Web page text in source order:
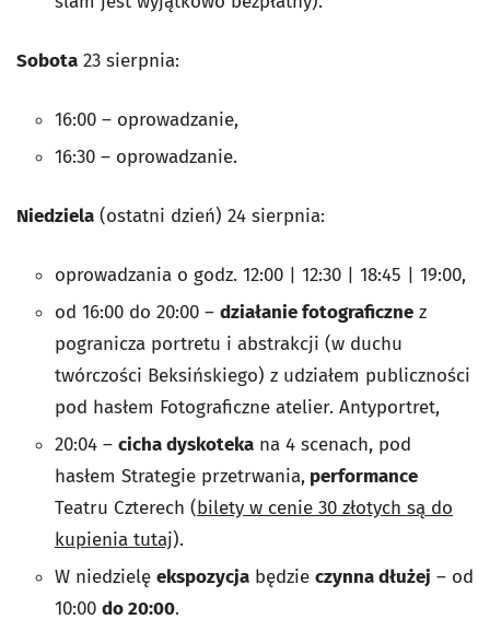
Sobota 23 sierpnia:
16:00 – oprowadzanie,
16:30 – oprowadzanie.
Niedziela (ostatni dzień) 24 sierpnia:
oprowadzania o godz. 12:00 | 12:30 | 18:45 | 19:00,
od 16:00 do 20:00 – działanie fotograficzne z
pogranicza portretu i abstrakcji (w duchu
twórczości Beksińskiego) z udziałem publiczności
pod hasłem Fotograficzne atelier. Antyportret,
20:04 – cicha dyskoteka na 4 scenach, pod
hasłem Strategie przetrwania, performance
Teatru Czterech (bilety w cenie 30 złotych są do
kupienia tutaj).
W niedzielę ekspozycja będzie czynna dłużej – od
10:00 do 20:00.